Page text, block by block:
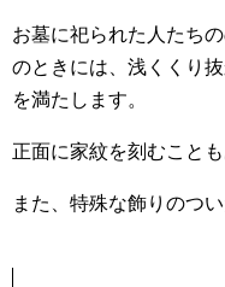
お墓に祀られた人たち
のときには、浅くくり
を満たします。
正面に家紋を刻むことも
また、特殊な飾りのつ